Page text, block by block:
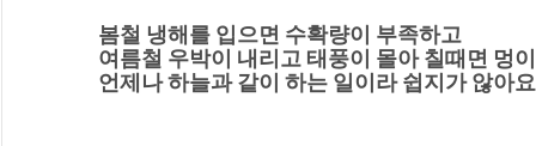
봄철 냉해를 입으면 수확량이 부족하고
여름철 우박이 내리고 태풍이 몰아 칠때면 멍
언제나 하늘과 같이 하는 일이라 쉽지가 않아요